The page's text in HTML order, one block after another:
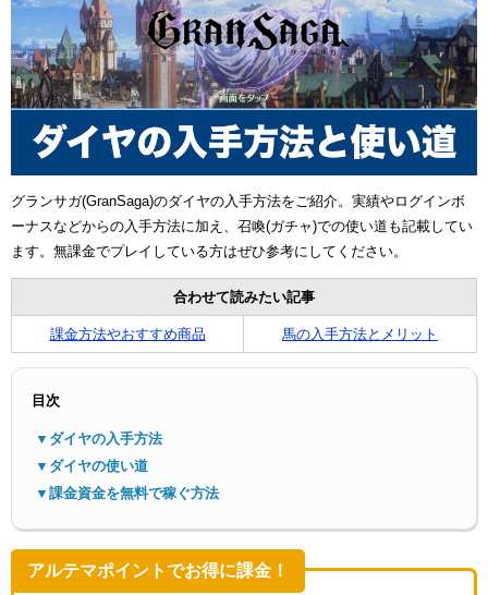
メニ
グランサガ(GranSaga)のダイヤの入手方法をご紹介。実績やログインボ
ーナスなどからの入手方法に加え、召喚(ガチャ)での使い道も記載してい
ます。無課金でプレイしている方はぜひ参考にしてください。
合わせて読みたい記事
課金方法やおすすめ商品 馬の入手方法とメリット
目次
▼ダイヤの入手方法
▼ダイヤの使い道
▼課金資金を無料で稼ぐ方法
アルテマポイントでお得に課金！